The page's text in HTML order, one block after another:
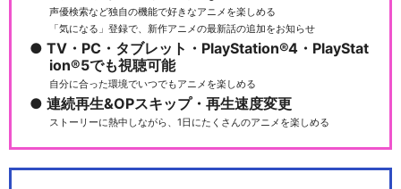
声優検索など独自の機能で好きなアニメを楽しめる
「気になる」登録で、新作アニメの最新話の追加をお知らせ
TV・PC・タブレット・PlayStation®4・PlayStat
ion®5でも視聴可能
自分に合った環境でいつでもアニメを楽しめる
連続再生&OPスキップ・再生速度変更
ストーリーに熱中しながら、1日にたくさんのアニメを楽しめる